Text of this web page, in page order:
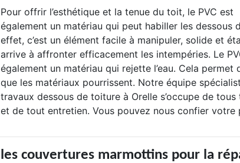
Pour offrir l’esthétique et la tenue du toit, le PVC est
également un matériau qui peut habiller les dessous
effet, c’est un élément facile à manipuler, solide et
arrive à affronter efficacement les intempéries. Le
également un matériau qui rejette l’eau. Cela permet
que les matériaux pourrissent. Notre équipe
travaux dessous de toiture à Orelle s’occupe de tous
et de tout entretien. Vous pouvez nous confier votre
les couvertures marmottins pour la